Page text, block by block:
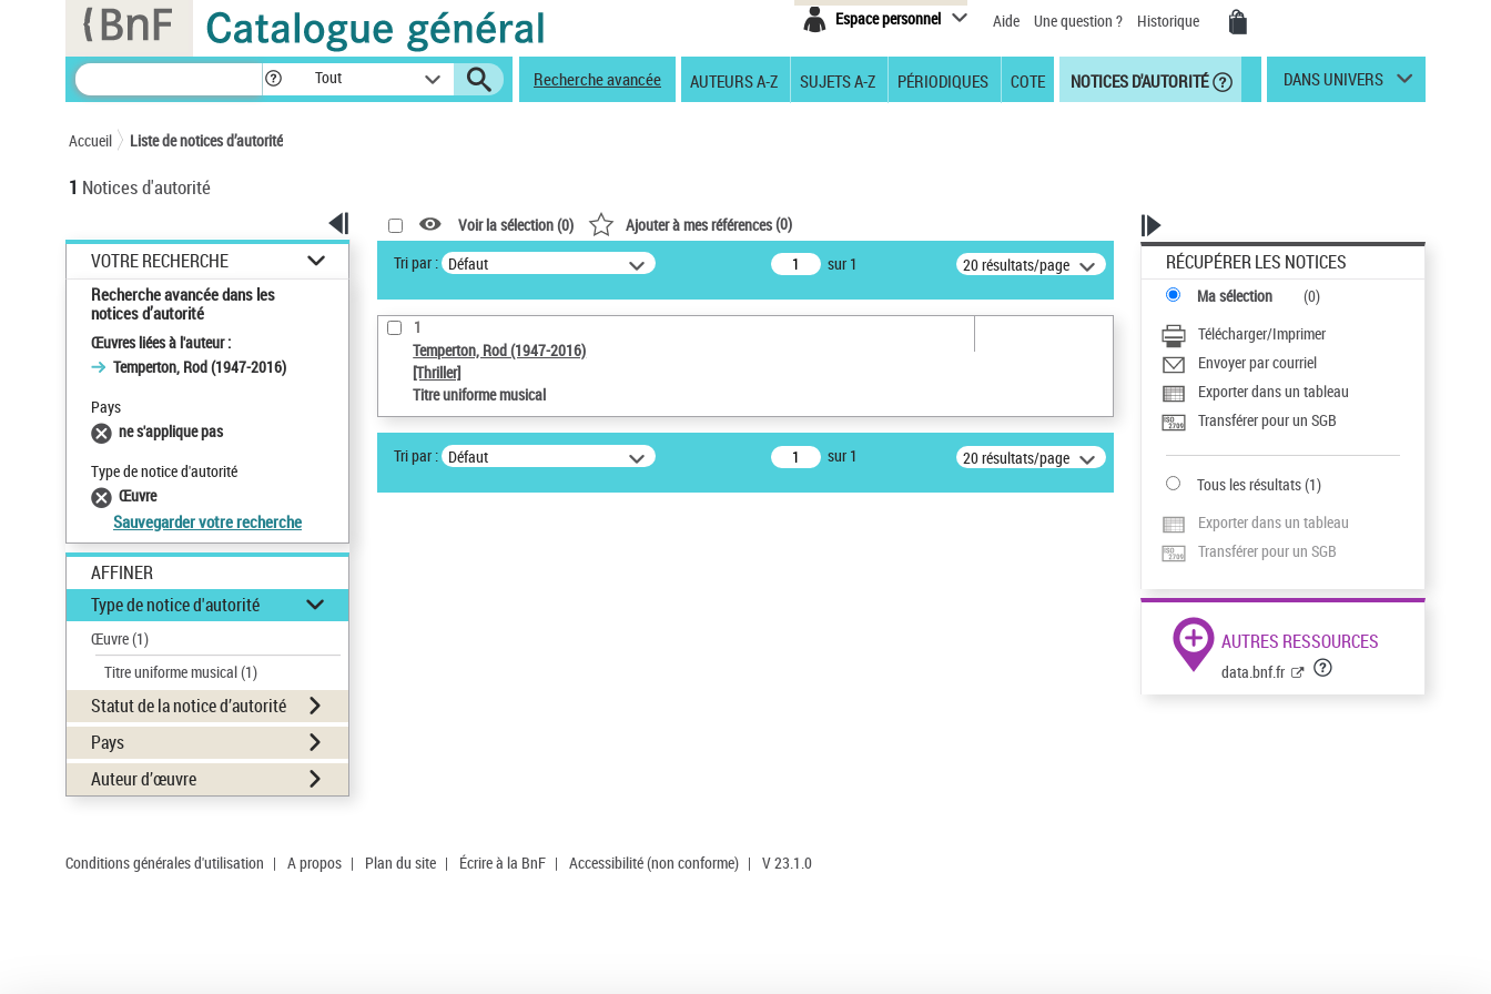
Espace personnel Aide Une question ? Historique
Tout Recherche avancée AUTEURS A-Z SUJETS A-Z PÉRIODIQUES COTE NOTICES D'AUTORITÉ DANS UNIVERS
Accueil Liste de notices d’autorité
1 Notices d'autorité
VOTRE RECHERCHE
Recherche avancée dans les
notices d’autorité
Œuvres liées à l'auteur :
Temperton, Rod (1947-2016)
Pays
ne s'applique pas
Type de notice d'autorité
Œuvre
Sauvegarder votre recherche
AFFINER
Type de notice d'autorité
Œuvre(1)
Titre uniforme musical(1)
Statut de la notice d’autorité
Pays
Auteur d’œuvre
Voir la sélection (0) Ajouter à mes références(0)
Tri par : Défaut sur 1 20 résultats/page
1
Temperton, Rod (1947-2016)
[Thriller]
Titre uniforme musical
Tri par : Défaut sur 1 20 résultats/page
RÉCUPÉRER LES NOTICES
Ma sélection (0)
Télécharger/Imprimer
Envoyer par courriel
Exporter dans un tableau
Transférer pour un SGB
Tous les résultats(1)
Exporter dans un tableau
Transférer pour un SGB
AUTRES RESSOURCES
data.bnf.fr
Conditions générales d'utilisation | A propos | Plan du site | Écrire à la BnF | Accessibilité (non conforme) | V 23.1.0
Panneau de gestion des cookies